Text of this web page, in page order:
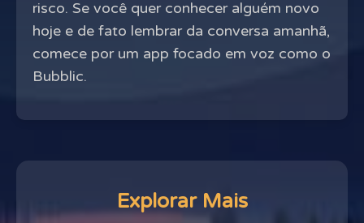
risco. Se você quer conhecer alguém novo
hoje e de fato lembrar da conversa amanhã,
comece por um app focado em voz como o
Bubblic.
Explorar Mais